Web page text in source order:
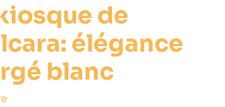
de
élégance
blanc